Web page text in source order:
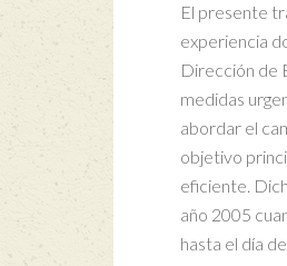
El presente
experiencia
Dirección de
medidas
abordar el
objetivo
eficiente.
año 2005
hasta el día